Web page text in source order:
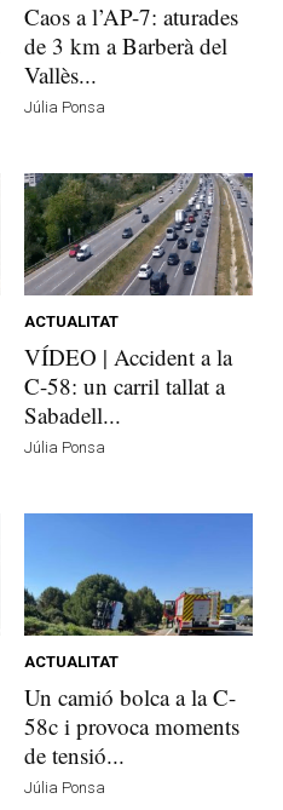
Caos a l’AP-7: aturades
de 3 km a Barberà del
Vallès...
Júlia Ponsa
ACTUALITAT
VÍDEO | Accident a la
C-58: un carril tallat a
Sabadell...
Júlia Ponsa
ACTUALITAT
Un camió bolca a la C-
58c i provoca moments
de tensió...
Júlia Ponsa